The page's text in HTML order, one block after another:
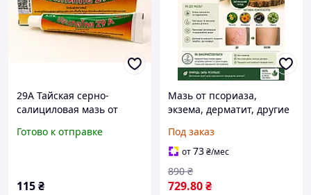
29А Тайская серно-
салициловая мазь от
грибка, экземы, угрей,
Готово к отправке
115₴
Мазь от псориаза,
экзема, дерматит, другие
состав , авторский 100
грамм
Под заказ
от73₴/мес
729.80₴
890 ₴